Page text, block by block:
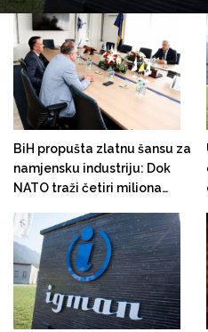
isplaćeno 780
partneru iz Turske.
Emiratima
BiH propušta zlatnu šansu za
namjensku industriju: Dok
NATO traži četiri miliona
Igman bore se s milionskim
gubicima